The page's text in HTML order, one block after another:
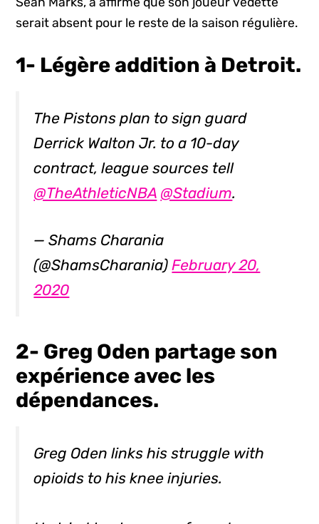
serait absent pour le reste de la saison régulière.
1- Légère addition à Detroit.
The Pistons plan to sign guard
Derrick Walton Jr. to a 10-day
contract, league sources tell
@TheAthleticNBA @Stadium.
— Shams Charania
(@ShamsCharania)February 20,
2020
2- Greg Oden partage son
expérience avec les
dépendances.
Greg Oden links his struggle with
opioids to his knee injuries.